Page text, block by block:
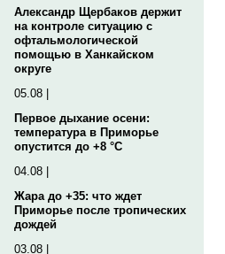
Александр Щербаков держит
на контроле ситуацию с
офтальмологической
помощью в Ханкайском
округе
05.08 |
Первое дыхание осени:
температура в Приморье
опустится до +8 °C
04.08 |
Жара до +35: что ждет
Приморье после тропических
дождей
03.08 |